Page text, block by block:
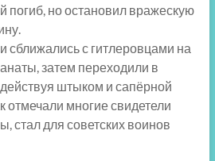
погиб, но остановил вражескую
с гитлеровцами на
затем переходили в
штыком и сапёрной
отмечали многие свидетели
стал для советских воинов